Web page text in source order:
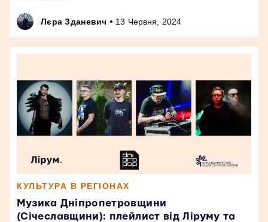
Лєра Зданевич • 13 Червня, 2024
КУЛЬТУРА В РЕГІОНАХ
Музика Дніпропетровщини
(Січеславщини): плейлист від Ліруму та